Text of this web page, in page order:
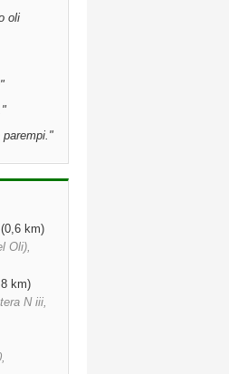
oli
"
"
"
(0,6 km)
Oli),
km)
N iii,